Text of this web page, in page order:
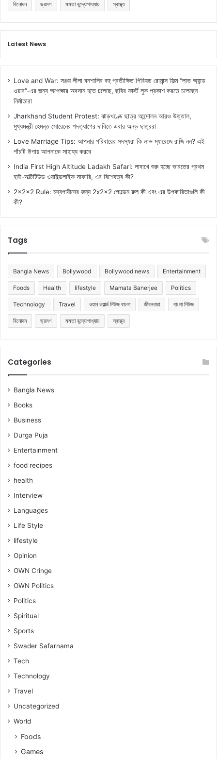
বিনোদন ভ্রমণ মমতা বন্দ্যোপাধ্যায় স্বাস্থ্য
Latest News
Love and War: সঞ্জয় লীলা বনশালির বহু প্রতীক্ষিত পিরিয়ড রোমান্স ফিল্ম “লাভ অ্যান্ড
ওয়ার”-এর জন্য অপেক্ষার অবসান হতে চলেছে, ছবির ফার্স্ট লুক প্রকাশ করতে চলেছেন
নির্মাতারা
Jharkhand Student Protest: ঝাড়খণ্ডে ছাত্র আন্দোলন আরও উত্তাল,
মুখ্যমন্ত্রী হেমন্ত সোরেনের পদত্যাগের দাবিতে এবার অনড় ছাত্ররা
Love Marriage Tips: আপনার পরিবারের সদস্যরা কি লাভ ম্যারেজে রাজি নন? এই
পাঁচটি উপায় আপনাকে সাহায্য করবে
India First High Altitude Ladakh Safari: লাদাখে শুরু হচ্ছে ভারতের প্রথম
হাই-অল্টিটিউড ওয়াইল্ডলাইফ সাফারি, এর বিশেষত্ব কী?
2x2x2 Rule: মদ্যপায়ীদের জন্য 2x2x2 গোল্ডেন রুল কী এবং এর উপকারিতাগুলি কী
কী?
Tags
Bangla News Bollywood Bollywood news Entertainment
Foods Health lifestyle Mamata Banerjee Politics
Technology Travel ওয়ান ওয়ার্ল্ড নিউজ বাংলা জীবনধারা বাংলা নিউজ
বিনোদন ভ্রমণ মমতা বন্দ্যোপাধ্যায় স্বাস্থ্য
Categories
Bangla News
Books
Business
Durga Puja
Entertainment
food recipes
health
Interview
Languages
Life Style
lifestyle
Opinion
OWN Cringe
OWN Politics
Politics
Spiritual
Sports
Swader Safarnama
Tech
Technology
Travel
Uncategorized
World
Foods
Games